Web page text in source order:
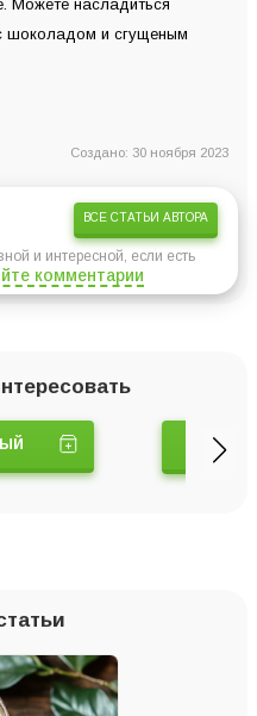
Можете насладиться
шоколадом и сгущеным
Создано: 30 ноября 2023
ВСЕ СТАТЬИ АВТОРА
и интересной, если есть
комментарии